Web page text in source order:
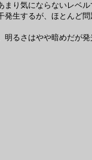
り気にならないレベ
生するが、ほとんど
るさはやや暗めだが